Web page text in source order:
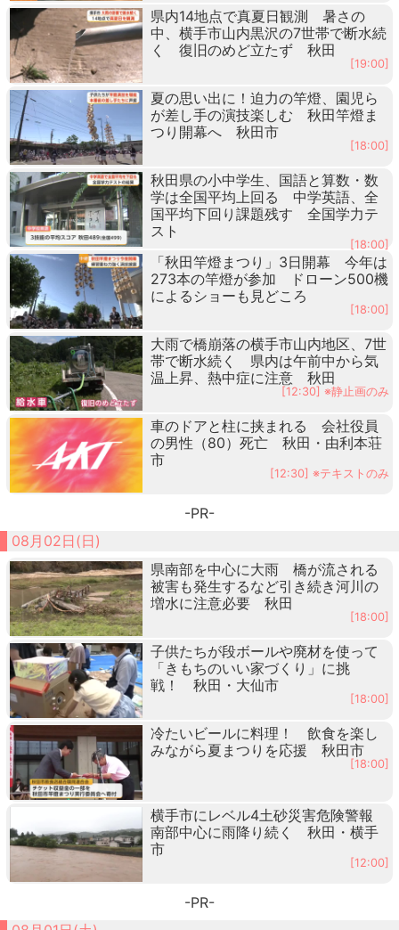
県内14地点で真夏日観測 暑さの
中、横手市山内黒沢の7世帯で断水続
く 復旧のめど立たず 秋田
[19:00]
夏の思い出に！迫力の竿燈、園児ら
が差し手の演技楽しむ 秋田竿燈ま
つり開幕へ 秋田市
[18:00]
秋田県の小中学生、国語と算数・数
学は全国平均上回る 中学英語、全
国平均下回り課題残す 全国学力テ
スト
[18:00]
「秋田竿燈まつり」3日開幕 今年は
273本の竿燈が参加 ドローン500機
によるショーも見どころ
[18:00]
大雨で橋崩落の横手市山内地区、7世
帯で断水続く 県内は午前中から気
温上昇、熱中症に注意 秋田
[12:30] ※静止画のみ
車のドアと柱に挟まれる 会社役員
の男性（80）死亡 秋田・由利本荘
市
[12:30] ※テキストのみ
-PR-
08月02日(日)
県南部を中心に大雨 橋が流される
被害も発生するなど引き続き河川の
増水に注意必要 秋田
[18:00]
子供たちが段ボールや廃材を使って
「きもちのいい家づくり」に挑
戦！ 秋田・大仙市
[18:00]
冷たいビールに料理！ 飲食を楽し
みながら夏まつりを応援 秋田市
[18:00]
横手市にレベル4土砂災害危険警報
南部中心に雨降り続く 秋田・横手
市
[12:00]
-PR-